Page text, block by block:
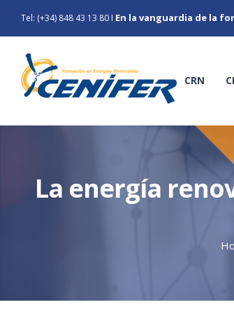
content
Tel: (+34) 848 43 13 80 I En la vanguardia de la
CRN
La energía